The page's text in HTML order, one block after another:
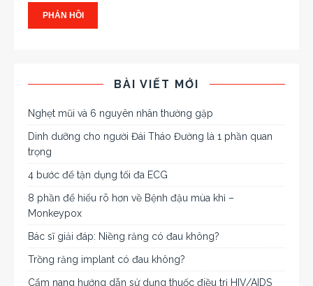
BÀI VIẾT MỚI
Nghẹt mũi và 6 nguyên nhân thường gặp
Dinh dưỡng cho người Đái Tháo Đường là 1 phần quan
trọng
4 bước để tận dụng tối đa ECG
8 phần để hiểu rõ hơn về Bệnh đậu mùa khỉ –
Monkeypox
Bác sĩ giải đáp: Niềng răng có đau không?
Trồng răng implant có đau không?
Cẩm nang hướng dẫn sử dụng thuốc điều trị HIV/AIDS